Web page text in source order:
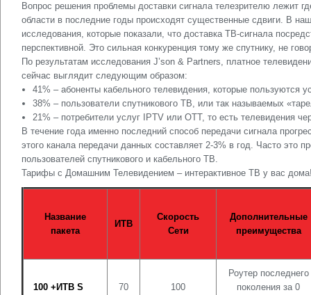
Вопрос решения проблемы доставки сигнала телезрителю лежит
области в последние годы происходят существенные сдвиги. В
исследования, которые показали, что доставка ТВ-сигнала
перспективной. Это сильная конкуренция тому же спутнику, не
По результатам исследования J’son & Partners, платное
сейчас выглядит следующим образом:
41% – абоненты кабельного телевидения, которые пользуются
38% – пользователи спутникового ТВ, или так называемых
21% – потребители услуг IPTV или OTT, то есть телевидения
В течение года именно последний способ передачи сигнала
этого канала передачи данных составляет 2-3% в год. Часто это
пользователей спутникового и кабельного ТВ.
Тарифы с Домашним Телевидением – интерактивное ТВ у вас
Название
пакета
ИТВ
Скорость
Сети
Дополнительные
преимущества
100 +ИТВ S 70 100
Роутер последнего
поколения за 0